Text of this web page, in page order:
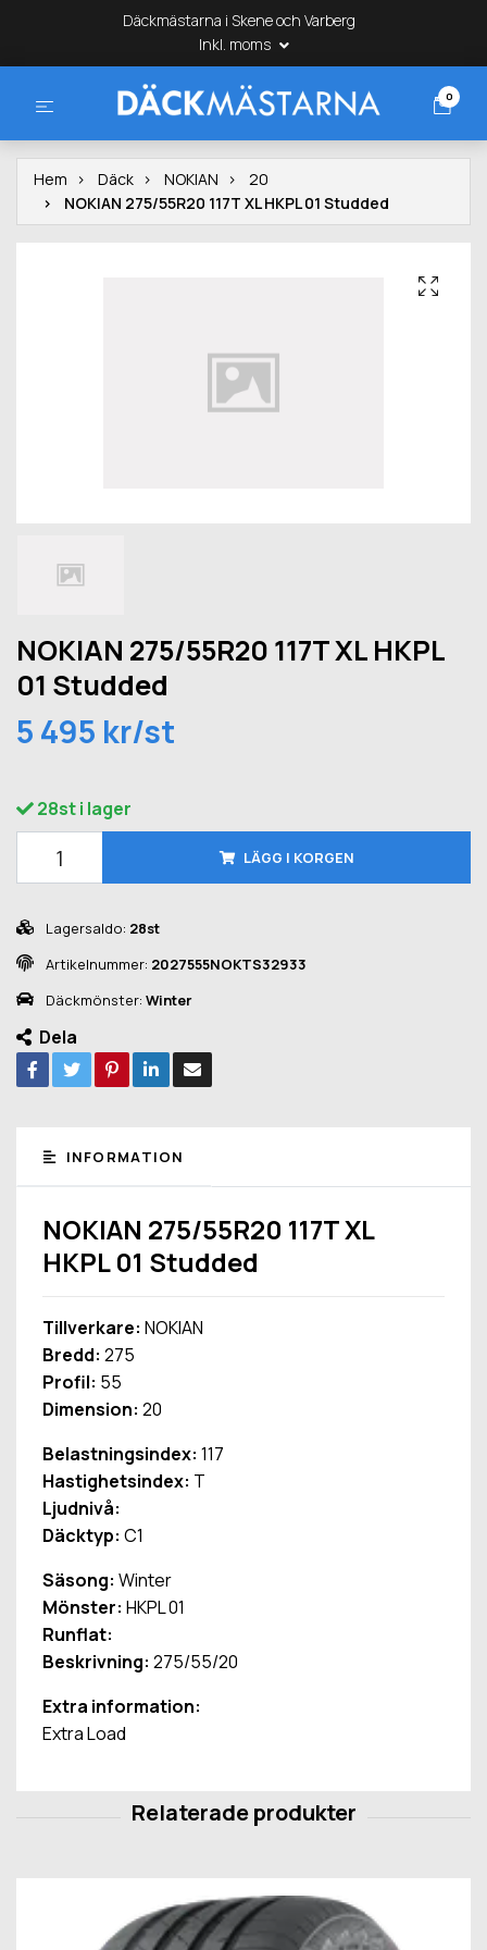
Däckmästarna i Skene och Varberg
Inkl. moms
0
Hem Däck NOKIAN
20
NOKIAN 275/55R20 117T XL HKPL 01 Studded
NOKIAN 275/55R20 117T XL HKPL
01 Studded
5 495 kr/st
28st i lager
LÄGG I KORGEN
Lagersaldo: 28st
Artikelnummer: 2027555NOKTS32933
Däckmönster: Winter
Dela
INFORMATION
NOKIAN 275/55R20 117T XL
HKPL 01 Studded
Tillverkare: NOKIAN
Bredd: 275
Profil: 55
Dimension: 20
Belastningsindex: 117
Hastighetsindex: T
Ljudnivå:
Däcktyp: C1
Säsong: Winter
Mönster: HKPL 01
Runflat:
Beskrivning: 275/55/20
Extra information:
Extra Load